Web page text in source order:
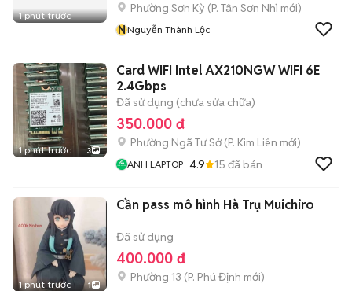
1 phút trước
Phường Sơn Kỳ (P. Tân Sơn Nhì mới)
NNguyễn Thành Lộc
1 phút trước 3
Card WIFI Intel AX210NGW WIFI 6E
2.4Gbps
Đã sử dụng (chưa sửa chữa)
350.000 đ
Phường Ngã Tư Sở(P. Kim Liên mới)
ANH LAPTOP 4.9 15 đã bán
1 phút trước 1
Cần pass mô hình Hà Trụ Muichiro
Đã sử dụng
400.000 đ
Phường 13 (P. Phú Định mới)